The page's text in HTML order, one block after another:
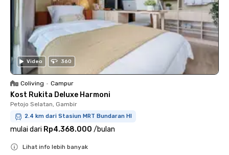
Video 360
Coliving • Campur
Kost Rukita Deluxe Harmoni
Petojo Selatan, Gambir
2.4 km dari Stasiun MRT Bundaran HI
mulai dari Rp4.368.000 /bulan
Lihat info lebih banyak